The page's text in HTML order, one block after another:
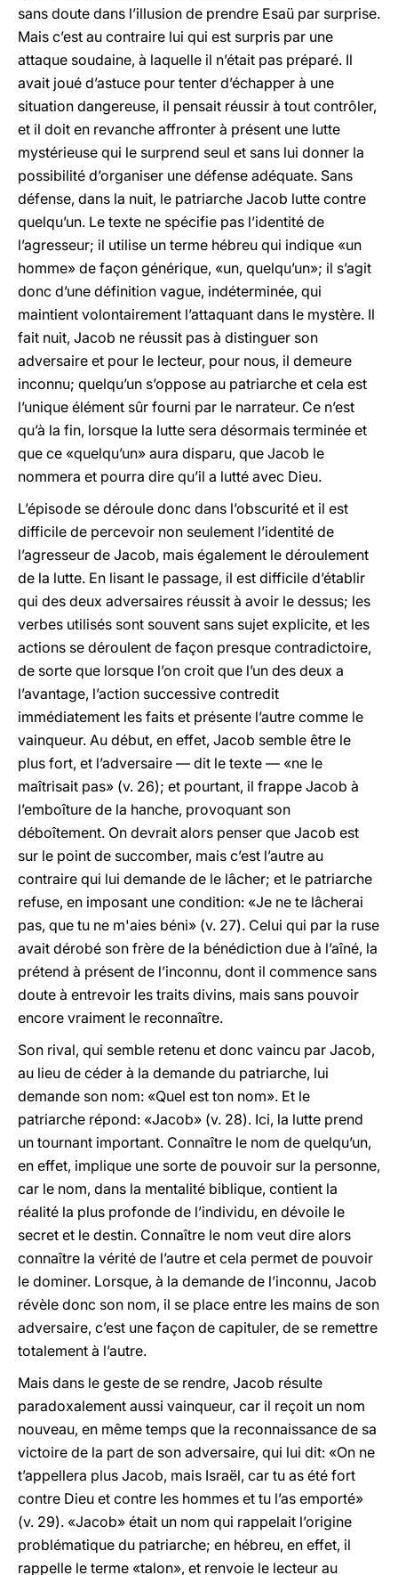
sans doute dans l’illusion de prendre Esaü par surprise.
Mais c’est au contraire lui qui est surpris par une
attaque soudaine, à laquelle il n’était pas préparé. Il
avait joué d’astuce pour tenter d’échapper à une
situation dangereuse, il pensait réussir à tout contrôler,
et il doit en revanche affronter à présent une lutte
mystérieuse qui le surprend seul et sans lui donner la
possibilité d’organiser une défense adéquate. Sans
défense, dans la nuit, le patriarche Jacob lutte contre
quelqu’un. Le texte ne spécifie pas l’identité de
l’agresseur; il utilise un terme hébreu qui indique «un
homme» de façon générique, «un, quelqu’un»; il s’agit
donc d’une définition vague, indéterminée, qui
maintient volontairement l’attaquant dans le mystère. Il
fait nuit, Jacob ne réussit pas à distinguer son
adversaire et pour le lecteur, pour nous, il demeure
inconnu; quelqu’un s’oppose au patriarche et cela est
l’unique élément sûr fourni par le narrateur. Ce n’est
qu’à la fin, lorsque la lutte sera désormais terminée et
que ce «quelqu’un» aura disparu, que Jacob le
nommera et pourra dire qu’il a lutté avec Dieu.
L’épisode se déroule donc dans l’obscurité et il est
difficile de percevoir non seulement l’identité de
l’agresseur de Jacob, mais également le déroulement
de la lutte. En lisant le passage, il est difficile d’établir
qui des deux adversaires réussit à avoir le dessus; les
verbes utilisés sont souvent sans sujet explicite, et les
actions se déroulent de façon presque contradictoire,
de sorte que lorsque l’on croit que l’un des deux a
l’avantage, l’action successive contredit
immédiatement les faits et présente l’autre comme le
vainqueur. Au début, en effet, Jacob semble être le
plus fort, et l’adversaire — dit le texte — «ne le
maîtrisait pas» (v. 26); et pourtant, il frappe Jacob à
l’emboîture de la hanche, provoquant son
déboîtement. On devrait alors penser que Jacob est
sur le point de succomber, mais c’est l’autre au
contraire qui lui demande de le lâcher; et le patriarche
refuse, en imposant une condition: «Je ne te lâcherai
pas, que tu ne m'aies béni» (v. 27). Celui qui par la ruse
avait dérobé son frère de la bénédiction due à l’aîné, la
prétend à présent de l’inconnu, dont il commence sans
doute à entrevoir les traits divins, mais sans pouvoir
encore vraiment le reconnaître.
Son rival, qui semble retenu et donc vaincu par Jacob,
au lieu de céder à la demande du patriarche, lui
demande son nom: «Quel est ton nom». Et le
patriarche répond: «Jacob» (v. 28). Ici, la lutte prend
un tournant important. Connaître le nom de quelqu’un,
en effet, implique une sorte de pouvoir sur la personne,
car le nom, dans la mentalité biblique, contient la
réalité la plus profonde de l’individu, en dévoile le
secret et le destin. Connaître le nom veut dire alors
connaître la vérité de l’autre et cela permet de pouvoir
le dominer. Lorsque, à la demande de l’inconnu, Jacob
révèle donc son nom, il se place entre les mains de son
adversaire, c’est une façon de capituler, de se remettre
totalement à l’autre.
Mais dans le geste de se rendre, Jacob résulte
paradoxalement aussi vainqueur, car il reçoit un nom
nouveau, en même temps que la reconnaissance de sa
victoire de la part de son adversaire, qui lui dit: «On ne
t’appellera plus Jacob, mais Israël, car tu as été fort
contre Dieu et contre les hommes et tu l’as emporté»
(v. 29). «Jacob» était un nom qui rappelait l’origine
problématique du patriarche; en hébreu, en effet, il
rappelle le terme «talon», et renvoie le lecteur au